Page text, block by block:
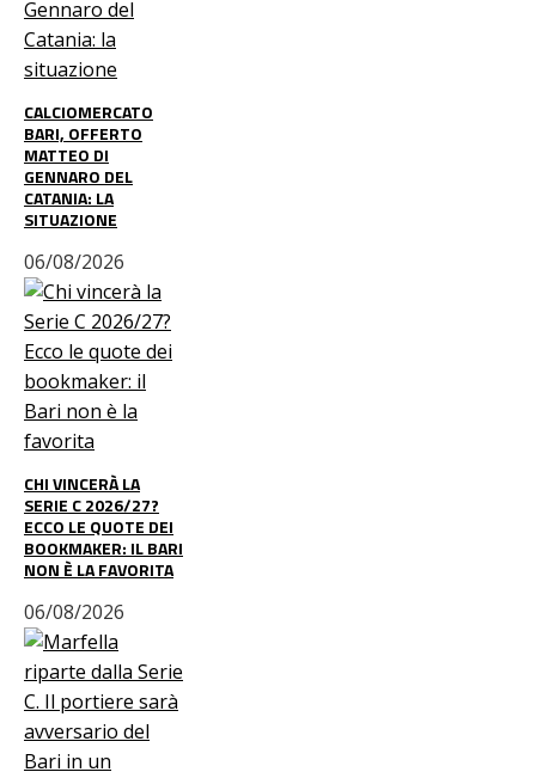
CALCIOMERCATO
BARI, OFFERTO
MATTEO DI
GENNARO DEL
CATANIA: LA
SITUAZIONE
06/08/2026
CHI VINCERÀ LA
SERIE C 2026/27?
ECCO LE QUOTE DEI
BOOKMAKER: IL BARI
NON È LA FAVORITA
06/08/2026